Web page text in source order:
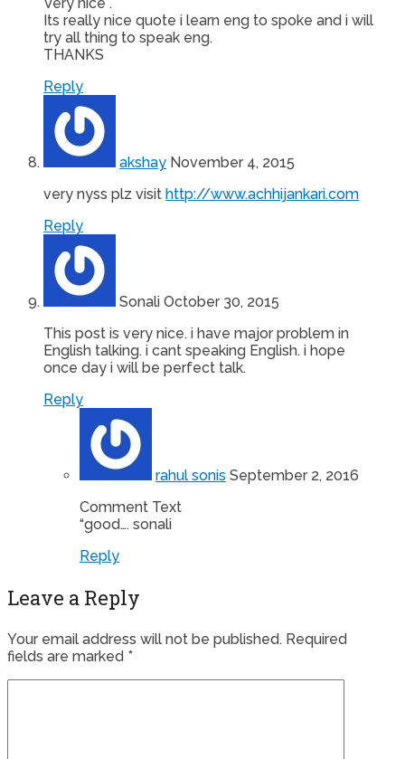
Its really nice quote i learn eng to spoke and i will
try all thing to speak eng.
THANKS
Reply
akshay November 4, 2015
very nyss plz visit http://www.achhijankari.com
Reply
Sonali October 30, 2015
This post is very nice. i have major problem in
English talking. i cant speaking English. i hope
once day i will be perfect talk.
Reply
rahul sonis September 2, 2016
Comment Text
“good…. sonali
Reply
Leave a Reply
Your email address will not be published. Required
fields are marked *